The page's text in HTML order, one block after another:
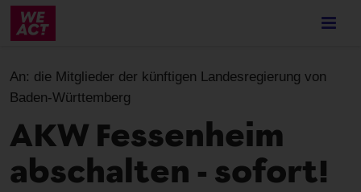
Skip
content
An: die Mitglieder der künftigen Landesregierung von
Baden-Württemberg
AKW Fessenheim
abschalten - sofort!